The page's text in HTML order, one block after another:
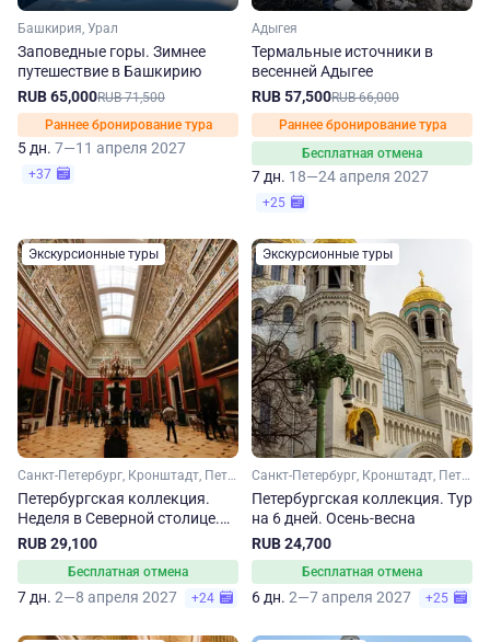
Башкирия, Урал
Заповедные горы. Зимнее
путешествие в Башкирию
RUB 65,000RUB 71,500
Раннее бронирование тура
5 дн. 7—11 апреля 2027
+37
Адыгея
Термальные источники в
весенней Адыгее
RUB 57,500RUB 66,000
Раннее бронирование тура
Бесплатная отмена
7 дн. 18—24 апреля 2027
+25
Экскурсионные туры
Санкт-Петербург, Кронштадт, Петергоф
Петербургская коллекция.
Неделя в Северной столице.
Осень-весна
RUB 29,100
Бесплатная отмена
7 дн. 2—8 апреля 2027 +24
Экскурсионные туры
Санкт-Петербург, Кронштадт, Петергоф
Петербургская коллекция. Тур
на 6 дней. Осень-весна
RUB 24,700
Бесплатная отмена
6 дн. 2—7 апреля 2027 +25